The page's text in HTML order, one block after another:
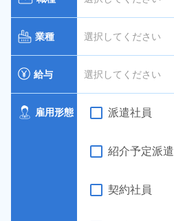
業種 選択してください
給与 選択してください
雇用形態 派遣社員
紹介予定派遣
契約社員